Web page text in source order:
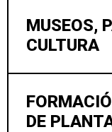
MUSEOS,
CULTURA
DE